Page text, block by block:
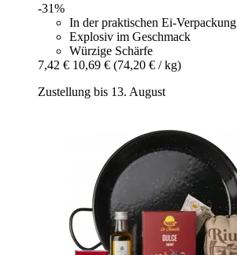
-31%
In der praktischen Ei-Verpackung
Explosiv im Geschmack
Würzige Schärfe
7,42 € 10,69 € (74,20 € / kg)
Zustellung bis 13. August